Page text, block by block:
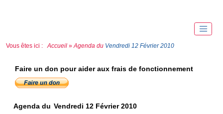
Vous êtes ici : Accueil » Agenda du Vendredi 12 Février 2010
Faire un don pour aider aux frais de fonctionnement
Agenda du Vendredi 12 Février 2010